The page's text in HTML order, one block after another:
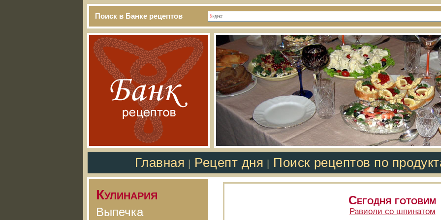
Поиск в Банке рецептов
Главная Рецепт дня Поиск рецептов по
Кулинария
Выпечка
Сегодня готовим
Равиоли со шпинатом